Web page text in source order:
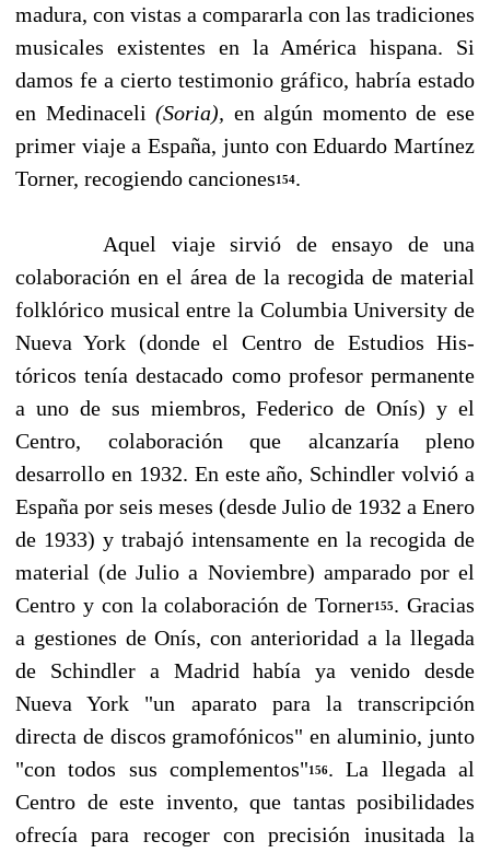
madura, con vistas a compararla con las tradiciones
musicales existentes en la América hispana. Si
damos fe a cierto testimonio gráfico, habría estado
en Medinaceli(Soria), en algún momento de ese
primer viaje a España, junto con Eduardo Martínez
Torner, recogiendo canciones154.
Aquel viaje sirvió de ensayo de una
colaboración en el área de la recogida de material
folk­lórico musical entre la Columbia University de
Nueva York (donde el Centro de Estudios His­
tóricos tenía destacado como profesor permanente
a uno de sus miembros, Federico de Onís) y el
Centro, colaboración que alcanzaría pleno
desarrollo en 1932. En este año, Schindler vol­vió a
España por seis meses (desde Julio de 1932 a Enero
de 1933) y trabajó intensamente en la recogida de
material (de Julio a Noviembre) amparado por el
Centro y con la colaboración de Torner155. Gracias
a gestiones de Onís, con anterioridad a la llegada
de Schindler a Madrid había ya venido desde
Nueva York "un aparato para la transcripción
directa de discos gramo­fónicos" en aluminio, junto
"con todos sus complementos"156. La llegada al
Centro de este in­vento, que tantas posibilidades
ofrecía para recoger con precisión inusitada la